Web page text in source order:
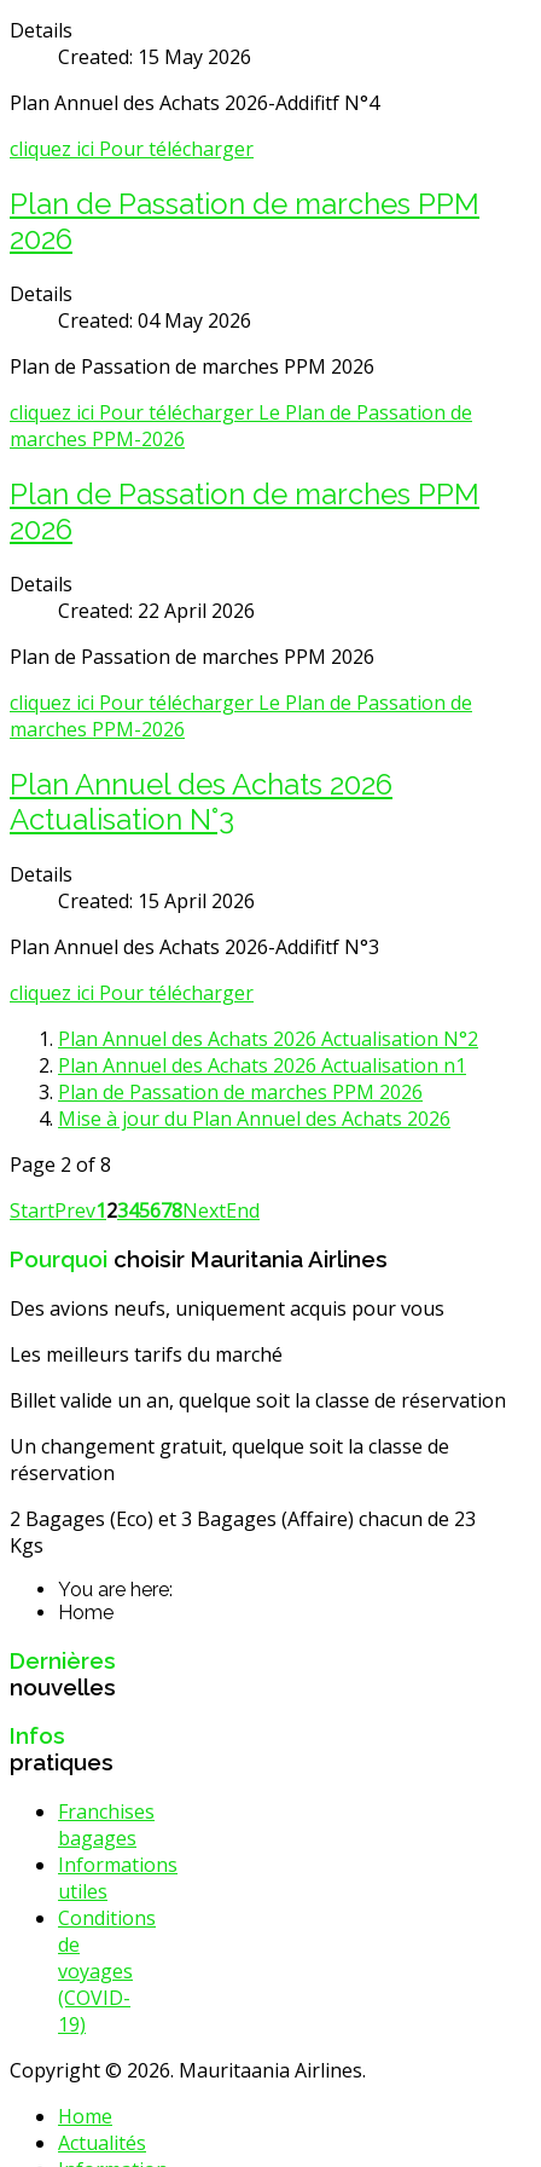
Details
Created: 15 May 2026
Plan Annuel des Achats 2026-Addifitf N°4
cliquez ici Pour télécharger
Plan de Passation de marches PPM
2026
Details
Created: 04 May 2026
Plan de Passation de marches PPM 2026
cliquez ici Pour télécharger Le Plan de Passation de
marches PPM-2026
Plan de Passation de marches PPM
2026
Details
Created: 22 April 2026
Plan de Passation de marches PPM 2026
cliquez ici Pour télécharger Le Plan de Passation de
marches PPM-2026
Plan Annuel des Achats 2026
Actualisation N°3
Details
Created: 15 April 2026
Plan Annuel des Achats 2026-Addifitf N°3
cliquez ici Pour télécharger
Plan Annuel des Achats 2026 Actualisation N°2
Plan Annuel des Achats 2026 Actualisation n1
Plan de Passation de marches PPM 2026
Mise à jour du Plan Annuel des Achats 2026
Page 2 of 8
StartPrev12345678NextEnd
Pourquoi choisir Mauritania Airlines
Des avions neufs, uniquement acquis pour vous
Les meilleurs tarifs du marché
Billet valide un an, quelque soit la classe de réservation
Un changement gratuit, quelque soit la classe de
réservation
2 Bagages (Eco) et 3 Bagages (Affaire) chacun de 23
Kgs
You are here:
Home
Dernières
nouvelles
Infos
pratiques
Franchises
bagages
Informations
utiles
Conditions
de
voyages
(COVID-
19)
Copyright © 2026. Mauritaania Airlines.
Home
Actualités